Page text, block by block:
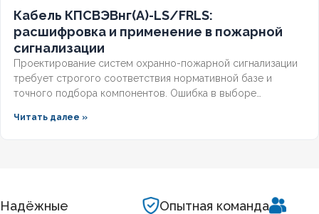
Кабель КПСВЭВнг(А)-LS/FRLS:
расшифровка и применение в пожарной
сигнализации
Проектирование систем охранно-пожарной сигнализации
требует строгого соответствия нормативной базе и
точного подбора компонентов. Ошибка в выборе
задымлении или массовым ложным срабатываниям из-за
Читать далее »
Надёжные
Опытная команда